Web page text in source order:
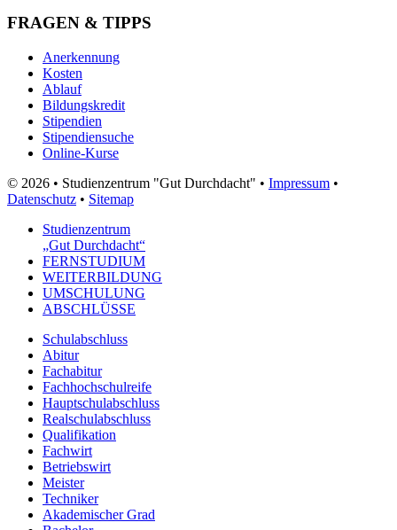
FRAGEN & TIPPS
Anerkennung
Kosten
Ablauf
Bildungskredit
Stipendien
Stipendiensuche
Online-Kurse
© 2026 • Studienzentrum "Gut Durchdacht" • Impressum •
Datenschutz • Sitemap
Studienzentrum
„Gut Durchdacht“
FERNSTUDIUM
WEITERBILDUNG
UMSCHULUNG
ABSCHLÜSSE
Schulabschluss
Abitur
Fachabitur
Fachhochschulreife
Hauptschulabschluss
Realschulabschluss
Qualifikation
Fachwirt
Betriebswirt
Meister
Techniker
Akademischer Grad